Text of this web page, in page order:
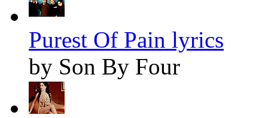
Purest Of Pain lyrics
by Son By Four